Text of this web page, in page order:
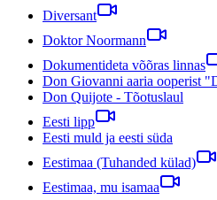
Diversant
Doktor Noormann
Dokumentideta võõras linnas
Don Giovanni aaria ooperist
Don Quijote - Tõotuslaul
Eesti lipp
Eesti muld ja eesti süda
Eestimaa (Tuhanded külad)
Eestimaa, mu isamaa